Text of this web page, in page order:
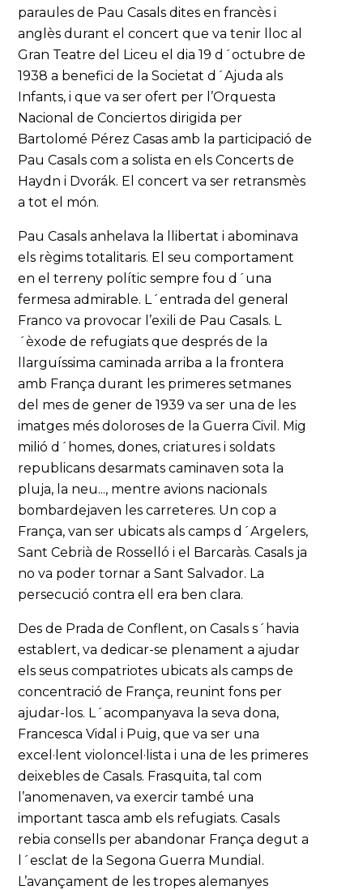
paraules de Pau Casals dites en francès i
anglès durant el concert que va tenir lloc al
Gran Teatre del Liceu el dia 19 d´octubre de
1938 a benefici de la Societat d´Ajuda als
Infants, i que va ser ofert per l’Orquesta
Nacional de Conciertos dirigida per
Bartolomé Pérez Casas amb la participació de
Pau Casals com a solista en els Concerts de
Haydn i Dvorák. El concert va ser retransmès
a tot el món.
Pau Casals anhelava la llibertat i abominava
els règims totalitaris. El seu comportament
en el terreny polític sempre fou d´una
fermesa admirable. L´entrada del general
Franco va provocar l’exili de Pau Casals. L
´èxode de refugiats que després de la
llarguíssima caminada arriba a la frontera
amb França durant les primeres setmanes
del mes de gener de 1939 va ser una de les
imatges més doloroses de la Guerra Civil. Mig
milió d´homes, dones, criatures i soldats
republicans desarmats caminaven sota la
pluja, la neu..., mentre avions nacionals
bombardejaven les carreteres. Un cop a
França, van ser ubicats als camps d´Argelers,
Sant Cebrià de Rosselló i el Barcaràs. Casals ja
no va poder tornar a Sant Salvador. La
persecució contra ell era ben clara.
Des de Prada de Conflent, on Casals s´havia
establert, va dedicar-se plenament a ajudar
els seus compatriotes ubicats als camps de
concentració de França, reunint fons per
ajudar-los. L´acompanyava la seva dona,
Francesca Vidal i Puig, que va ser una
excel·lent violoncel·lista i una de les primeres
deixebles de Casals. Frasquita, tal com
l’anomenaven, va exercir també una
important tasca amb els refugiats. Casals
rebia consells per abandonar França degut a
l´esclat de la Segona Guerra Mundial.
L’avançament de les tropes alemanyes